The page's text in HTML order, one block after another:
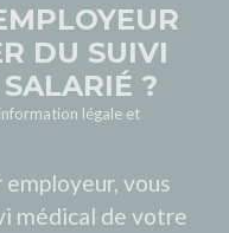
DU SUIVI
?
légale et
vous
médical de votre